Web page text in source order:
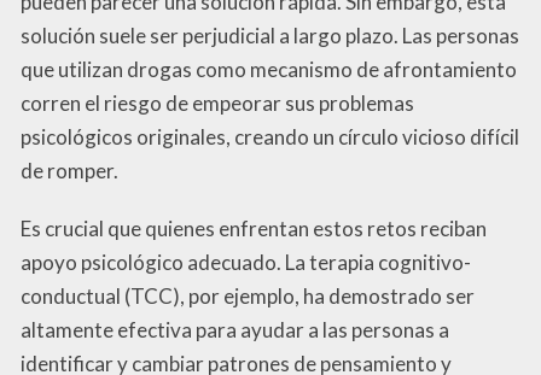
solución suele ser perjudicial a largo plazo. Las personas
que utilizan drogas como mecanismo de afrontamiento
corren el riesgo de empeorar sus problemas
psicológicos originales, creando un círculo vicioso difícil
de romper.
Es crucial que quienes enfrentan estos retos reciban
apoyo psicológico adecuado. La terapia cognitivo-
conductual (TCC), por ejemplo, ha demostrado ser
altamente efectiva para ayudar a las personas a
identificar y cambiar patrones de pensamiento y